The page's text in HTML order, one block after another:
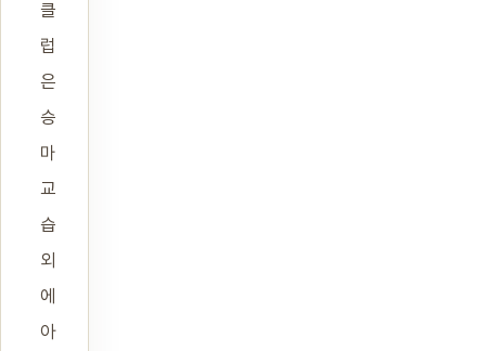
클
럽
은
승
마
교
습
외
에
아